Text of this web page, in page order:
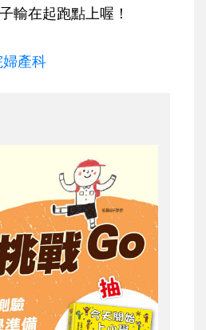
輸在起跑點上喔！
產科